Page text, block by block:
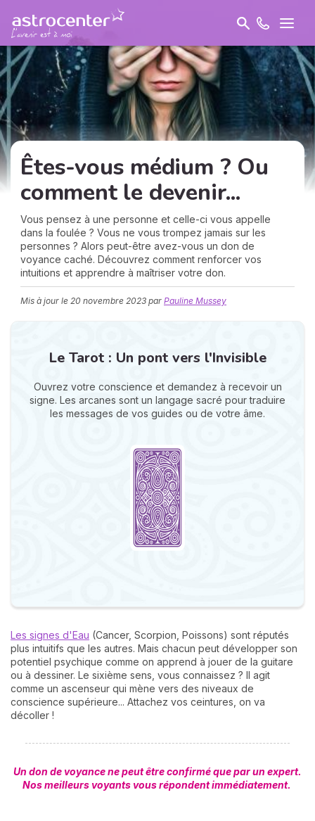
Êtes-vous médium ? Ou
comment le devenir...
Vous pensez à une personne et celle-ci vous appelle
dans la foulée ? Vous ne vous trompez jamais sur les
personnes ? Alors peut-être avez-vous un don de
voyance caché. Découvrez comment renforcer vos
intuitions et apprendre à maîtriser votre don.
Mis à jour le 20 novembre 2023 par Pauline Mussey
Le Tarot : Un pont vers l'Invisible
Ouvrez votre conscience et demandez à recevoir un
signe. Les arcanes sont un langage sacré pour traduire
les messages de vos guides ou de votre âme.
Les signes d'Eau (Cancer, Scorpion, Poissons) sont réputés
plus intuitifs que les autres. Mais chacun peut développer son
potentiel psychique comme on apprend à jouer de la guitare
ou à dessiner. Le sixième sens, vous connaissez ? Il agit
comme un ascenseur qui mène vers des niveaux de
conscience supérieure... Attachez vos ceintures, on va
décoller !
Un don de voyance ne peut être confirmé que par un expert.
Nos meilleurs voyants vous répondent immédiatement.